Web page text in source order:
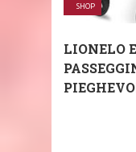
SHOP
LIONELO